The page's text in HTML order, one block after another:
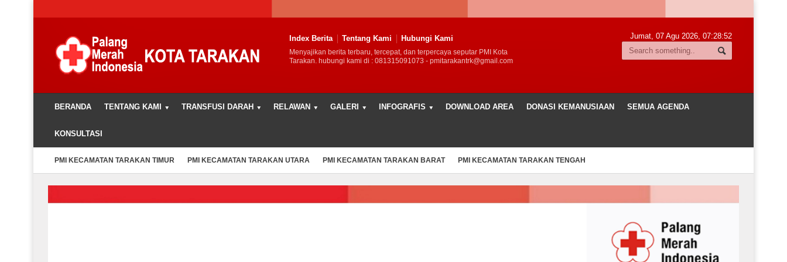
Index Berita Tentang Kami Hubungi Kami
Menyajikan berita terbaru, tercepat, dan terpercaya seputar PMI Kota
Tarakan. hubungi kami di : 081315091073 - pmitarakantrk@gmail.com
Jumat, 07 Agu 2026, 07:28:53
BERANDA TENTANG KAMI TRANSFUSI DARAH RELAWAN GALERI INFOGRAFIS DOWNLOAD AREA DONASI KEMANUSIAAN SEMUA AGENDA
KONSULTASI
PMI KECAMATAN TARAKAN TIMUR PMI KECAMATAN TARAKAN UTARA PMI KECAMATAN TARAKAN BARAT PMI KECAMATAN TARAKAN TENGAH